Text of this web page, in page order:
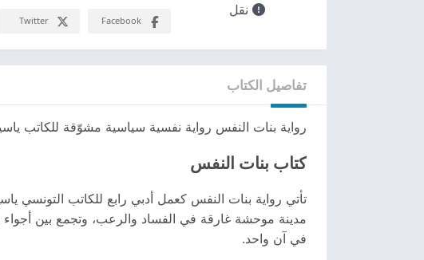
نقل
Facebook
Twitter
تفاصيل الكتاب
رواية بنات النفس رواية نفسية سياسية مشوّقة للكاتب
كتاب بنات النفس
تأتي رواية بنات النفس كعمل أدبي رابع للكاتب التونسي
مدينة موحشة غارقة في الفساد والرعب، وتجمع بين أجواء
في آن واحد.